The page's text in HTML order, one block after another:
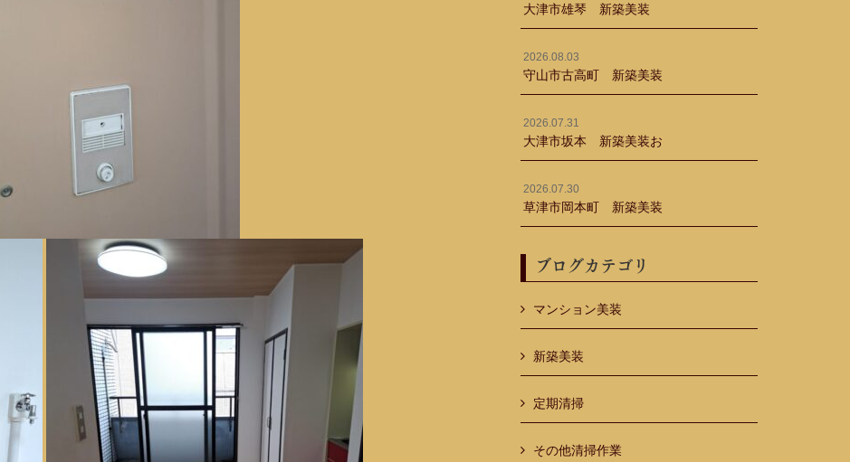
大津市雄琴 新築美装
2026.08.03
守山市古高町 新築美装
2026.07.31
大津市坂本 新築美装お
2026.07.30
草津市岡本町 新築美装
ブログカテゴリ
マンション美装
新築美装
定期清掃
その他清掃作業